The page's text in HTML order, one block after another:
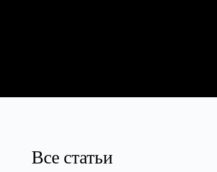
Все статьи